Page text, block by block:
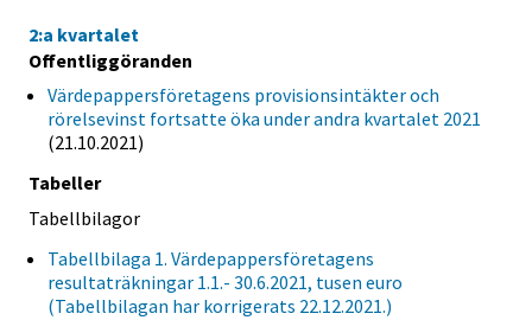
2:a kvartalet
Offentliggöranden
Värdepappersföretagens provisionsintäkter och
rörelsevinst fortsatte öka under andra kvartalet 2021
(21.10.2021)
Tabeller
Tabellbilagor
Tabellbilaga 1. Värdepappersföretagens
resultaträkningar 1.1.- 30.6.2021, tusen euro
(Tabellbilagan har korrigerats 22.12.2021.)